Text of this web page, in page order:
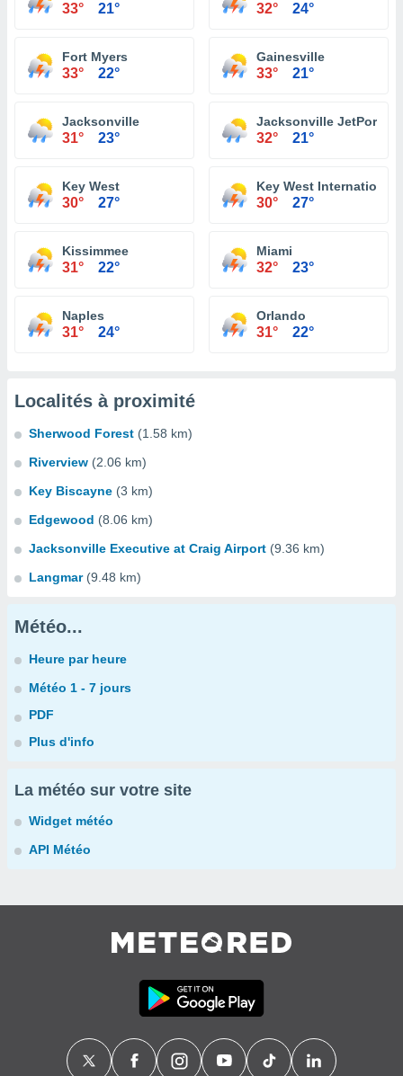
33° 21° 32° 24°
Fort Myers
33° 22°
Gainesville
33° 21°
Jacksonville
31° 23°
Jacksonville JetPort at
32° 21°
Key West
30° 27°
Key West International
30° 27°
Kissimmee
31° 22°
Miami
32° 23°
Naples
31° 24°
Orlando
31° 22°
Localités à proximité
Sherwood Forest (1.58 km)
Riverview (2.06 km)
Key Biscayne (3 km)
Edgewood (8.06 km)
Jacksonville Executive at Craig Airport (9.36 km)
Langmar (9.48 km)
Météo...
Heure par heure
Météo 1 - 7 jours
PDF
Plus d'info
La météo sur votre site
Widget météo
API Météo